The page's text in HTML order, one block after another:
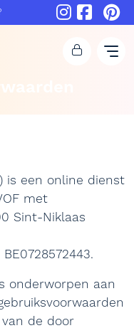
is een online dienst
met
Sint-Niklaas
onderworpen aan
van de door